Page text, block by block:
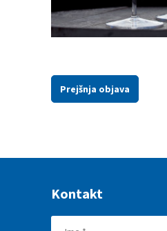
Prejšnja objava
Kontakt